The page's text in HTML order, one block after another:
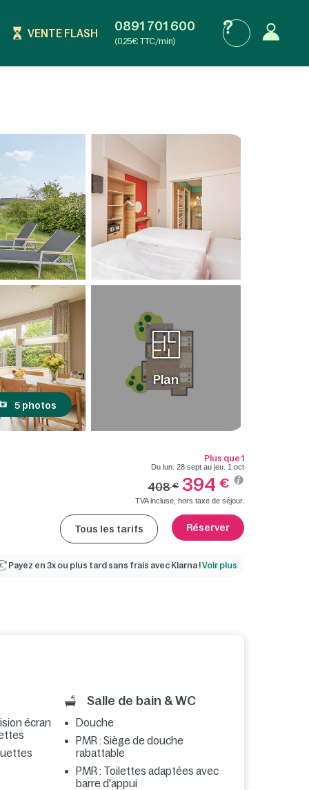
VENTE FLASH 0891 701 600
(0,25€ TTC/min)
5 photos
Plan
Plus que 1
Du lun. 28 sept au jeu. 1 oct
408€ 394 €
TVA incluse, hors taxe de séjour.
Tous les tarifs Réserver
Payez en 3x ou plus tard sans frais avec Klarna !Voir plus
écran
Salle de bain & WC
Douche
PMR : Siège de douche
rabattable
PMR : Toilettes adaptées avec
barre d'appui